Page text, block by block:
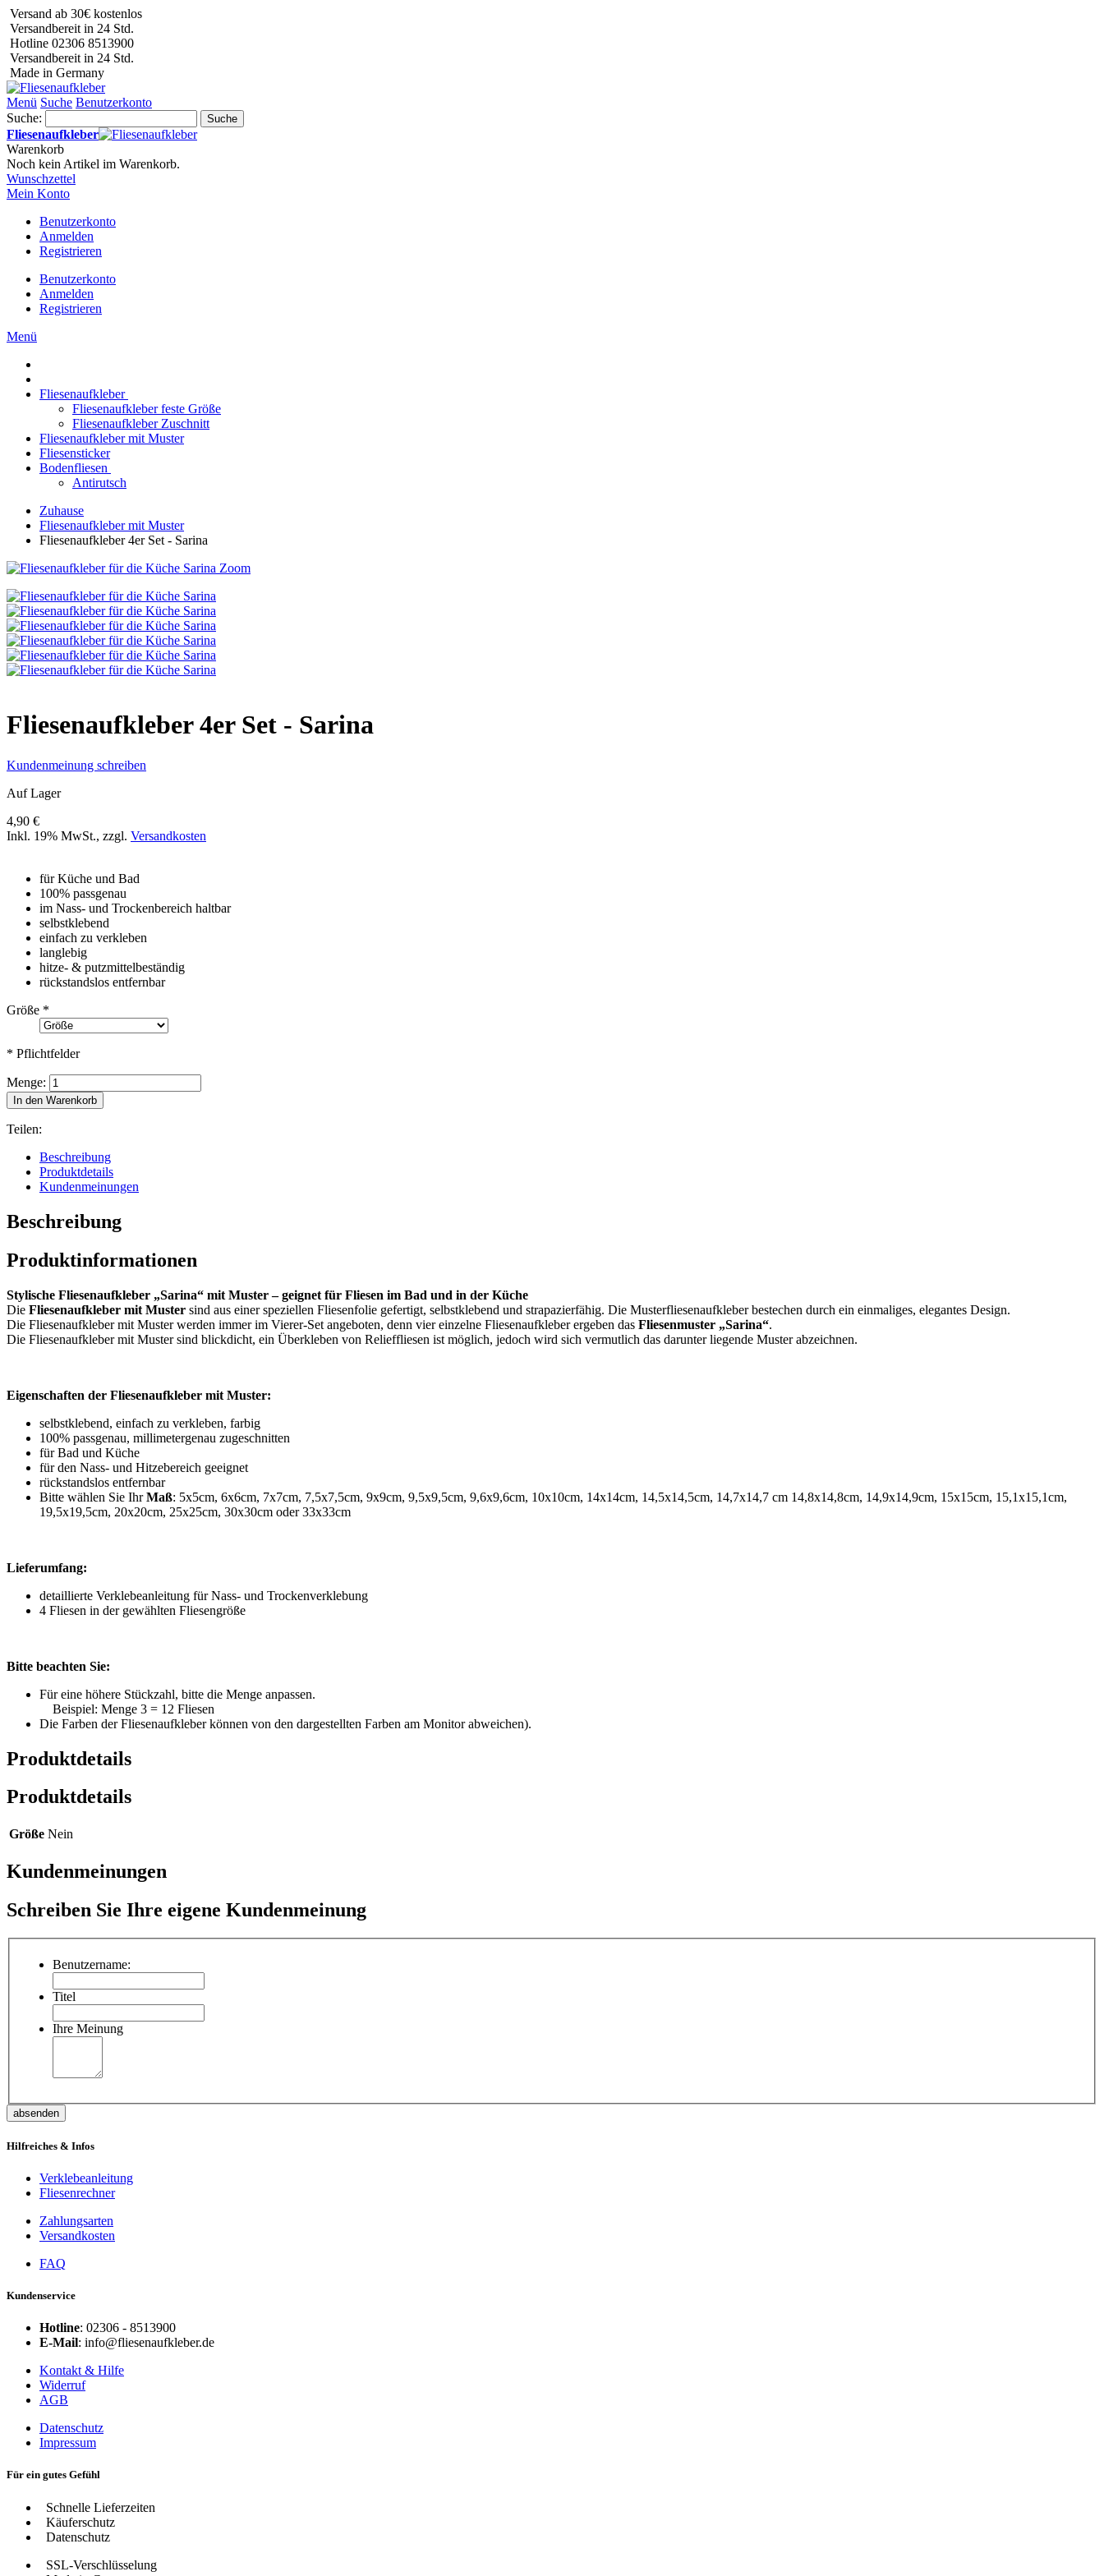
Versand ab 30€ kostenlos
Versandbereit in 24 Std.
Hotline 02306 8513900
Versandbereit in 24 Std.
Made in Germany
Menü Suche Benutzerkonto
Suche:
Suche
Fliesenaufkleber
Warenkorb
Noch kein Artikel im Warenkorb.
Wunschzettel
Mein Konto
Benutzerkonto
Anmelden
Registrieren
Benutzerkonto
Anmelden
Registrieren
Menü
Fliesenaufkleber
Fliesenaufkleber feste Größe
Fliesenaufkleber Zuschnitt
Fliesenaufkleber mit Muster
Fliesensticker
Bodenfliesen
Antirutsch
Zuhause
Fliesenaufkleber mit Muster
Fliesenaufkleber 4er Set - Sarina
Zoom
Fliesenaufkleber 4er Set - Sarina
Kundenmeinung schreiben
Auf Lager
4,90 €
Inkl. 19% MwSt., zzgl. Versandkosten
für Küche und Bad
100% passgenau
im Nass- und Trockenbereich haltbar
selbstklebend
einfach zu verkleben
langlebig
hitze- & putzmittelbeständig
rückstandslos entfernbar
Größe *
* Pflichtfelder
Menge:
In den Warenkorb
Teilen:
Beschreibung
Produktdetails
Kundenmeinungen
Beschreibung
Produktinformationen
Stylische Fliesenaufkleber „Sarina“ mit Muster – geignet für Fliesen im Bad und in der Küche
Die Fliesenaufkleber mit Muster sind aus einer speziellen Fliesenfolie gefertigt, selbstklebend und strapazierfähig. Die Musterfliesenaufkleber bestechen durch ein einmaliges, elegantes Design.
Die Fliesenaufkleber mit Muster werden immer im Vierer-Set angeboten, denn vier einzelne Fliesenaufkleber ergeben das Fliesenmuster „Sarina“.
Die Fliesenaufkleber mit Muster sind blickdicht, ein Überkleben von Relieffliesen ist möglich, jedoch wird sich vermutlich das darunter liegende Muster abzeichnen.
Eigenschaften der Fliesenaufkleber mit Muster:
selbstklebend, einfach zu verkleben, farbig
100% passgenau, millimetergenau zugeschnitten
für Bad und Küche
für den Nass- und Hitzebereich geeignet
rückstandslos entfernbar
Bitte wählen Sie IhrMaß: 5x5cm, 6x6cm, 7x7cm, 7,5x7,5cm, 9x9cm, 9,5x9,5cm, 9,6x9,6cm, 10x10cm, 14x14cm, 14,5x14,5cm, 14,7x14,7 cm 14,8x14,8cm, 14,9x14,9cm, 15x15cm, 15,1x15,1cm,
19,5x19,5cm, 20x20cm, 25x25cm, 30x30cm oder 33x33cm
Lieferumfang:
detaillierte Verklebeanleitung für Nass- und Trockenverklebung
4 Fliesen in der gewählten Fliesengröße
Bitte beachten Sie:
Für eine höhere Stückzahl, bitte die Menge anpassen.
Beispiel: Menge 3 = 12 Fliesen
Die Farben der Fliesenaufkleber können von den dargestellten Farben am Monitor abweichen).
Produktdetails
Produktdetails
Größe Nein
Kundenmeinungen
Schreiben Sie Ihre eigene Kundenmeinung
Benutzername:
Titel
Ihre Meinung
absenden
Hilfreiches & Infos
Verklebeanleitung
Fliesenrechner
Zahlungsarten
Versandkosten
FAQ
Kundenservice
Hotline: 02306 - 8513900
E-Mail: info@fliesenaufkleber.de
Kontakt & Hilfe
Widerruf
AGB
Datenschutz
Impressum
Für ein gutes Gefühl
Schnelle Lieferzeiten
Käuferschutz
Datenschutz
SSL-Verschlüsselung